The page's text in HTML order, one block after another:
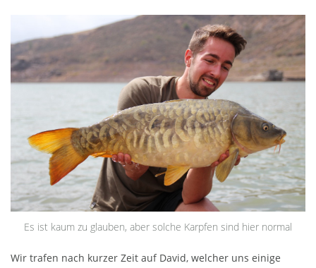
Es ist kaum zu glauben, aber solche Karpfen sind hier normal
Wir trafen nach kurzer Zeit auf David, welcher uns einige